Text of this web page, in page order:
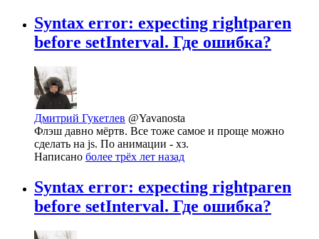
Syntax error: expecting rightparen
before setInterval. Где ошибка?
Дмитрий Гукетлев @Yavanosta
Флэш давно мёртв. Все тоже самое и проще можно
сделать на js. По анимации - хз.
Написано более трёх лет назад
Syntax error: expecting rightparen
before setInterval. Где ошибка?